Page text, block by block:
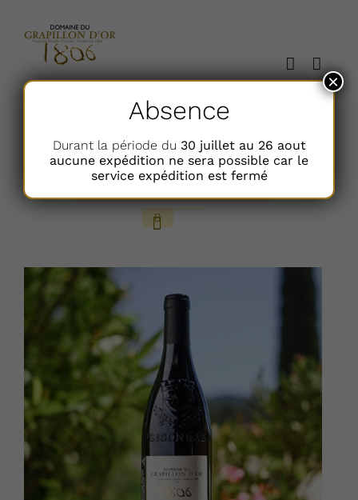
contenu
Trier par Popularité
12 Articles
AJOUTER AU PANIER /
Absence
Durant la période du 30 juillet au 26 aout
aucune expédition ne sera possible car le
service expédition est fermé
×